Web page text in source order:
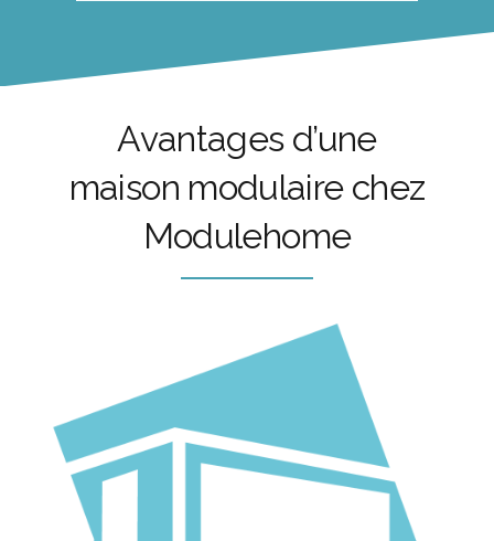
Avantages d’une
maison modulaire chez
Modulehome